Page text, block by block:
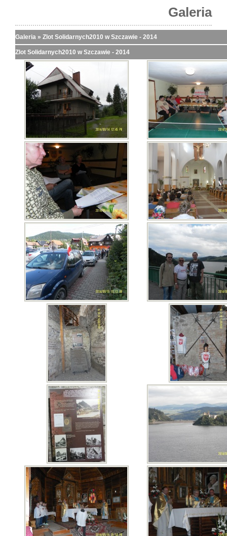
Galeria
Galeria » Zlot Solidarnych2010 w Szczawie - 2014
Zlot Solidarnych2010 w Szczawie - 2014